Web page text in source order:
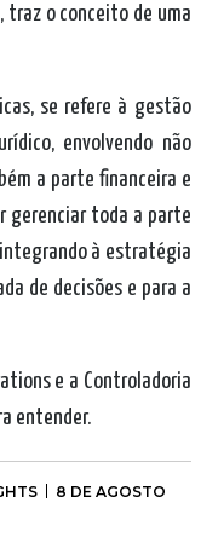
traz o conceito de uma
se refere à gestão
envolvendo não
a parte financeira e
gerenciar toda a parte
à estratégia
de decisões e para a
e a Controladoria
entender.
8 DE AGOSTO